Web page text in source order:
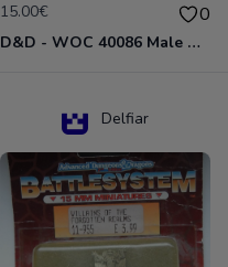
15.00€ 0
D&D - WOC 40086 Male Dwarven Cleric Miniature - Donjons Dragons
Delfiar